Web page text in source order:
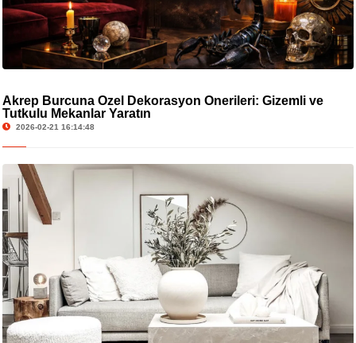
Akrep Burcuna Özel Dekorasyon Önerileri: Gizemli ve
Tutkulu Mekanlar Yaratın
2026-02-21 16:14:48